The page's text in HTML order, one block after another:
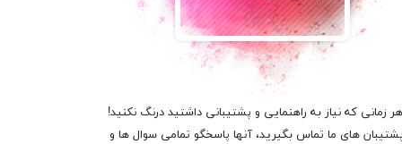
زمانی که نیاز به راهنمایی و پشتیبانی داشتید درنگ نکنید!
های ما تماس بگیرید، آنها پاسخگو تمامی سوال ها و